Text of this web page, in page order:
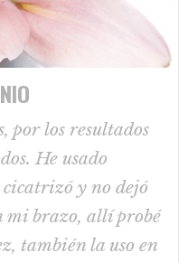
por los resultados
He usado
y no dejó
mi brazo, allí probé
también la uso en